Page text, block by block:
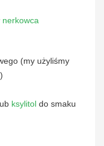
(my użyliśmy
ksylitol do smaku